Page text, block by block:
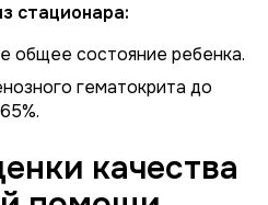
стационара:
общее состояние ребенка.
гематокрита до
качества